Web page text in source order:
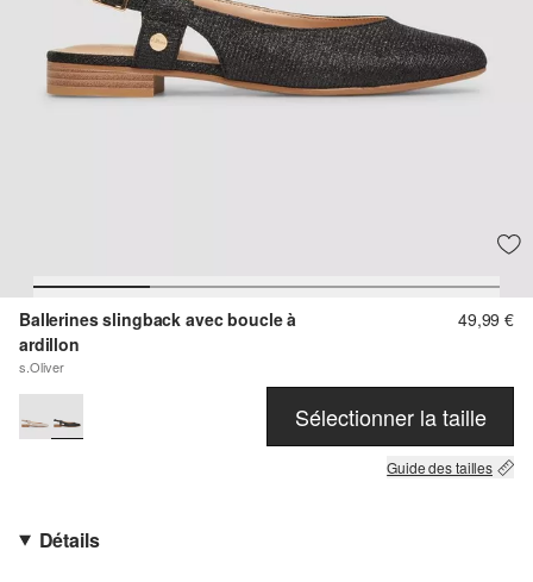
Ballerines slingback avec boucle à
ardillon
s.Oliver
49,99 €
Sélectionner la taille
Guide des tailles
Détails